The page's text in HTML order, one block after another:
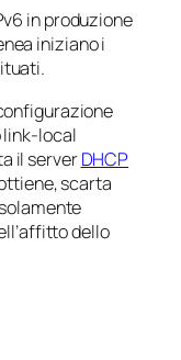
in produzione
iniziano i
link-local
il serverDHCP
scarta
dello